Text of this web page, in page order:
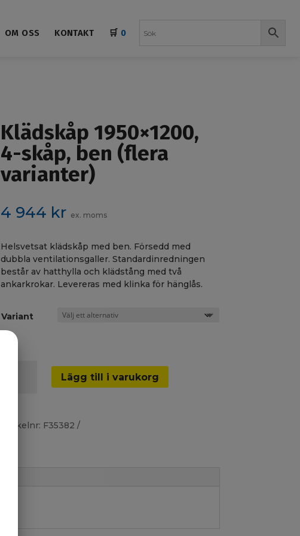
OM OSS KONTAKT 🛒 0
Klädskåp 1950×1200,
4-skåp, ben (flera
varianter)
4 944 kr ex. moms
Helsvetsat klädskåp med ben. Försedd med
dubbla ventilationsgaller. Standardinredningen
består av hatthylla och klädstång med två
ankarkrokar. Levereras med klinka för hänglås.
Variant
(flera
Lägg till i varukorg
A
Artikelnr: F35382